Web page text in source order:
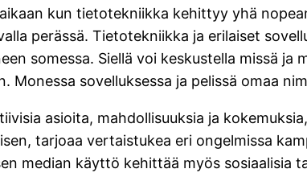
kun tietotekniikka kehittyy yhä
perässä. Tietotekniikka ja erilaiset
somessa. Siellä voi keskustella missä ja
sovelluksessa ja pelissä omaa
asioita, mahdollisuuksia ja
tarjoaa vertaistukea eri ongelmissa
median käyttö kehittää myös sosiaalisia